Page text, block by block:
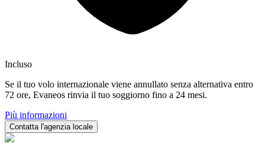
Incluso
Se il tuo volo internazionale viene annullato senza alternativa entro
72 ore, Evaneos rinvia il tuo soggiorno fino a 24 mesi.
Più informazioni
Contatta l'agenzia locale